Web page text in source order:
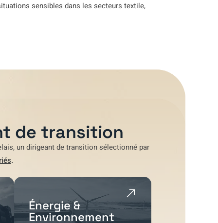
sensibles dans les secteurs textile,
de transition
, un dirigeant de transition sélectionné par
.
Énergie &
Environnement